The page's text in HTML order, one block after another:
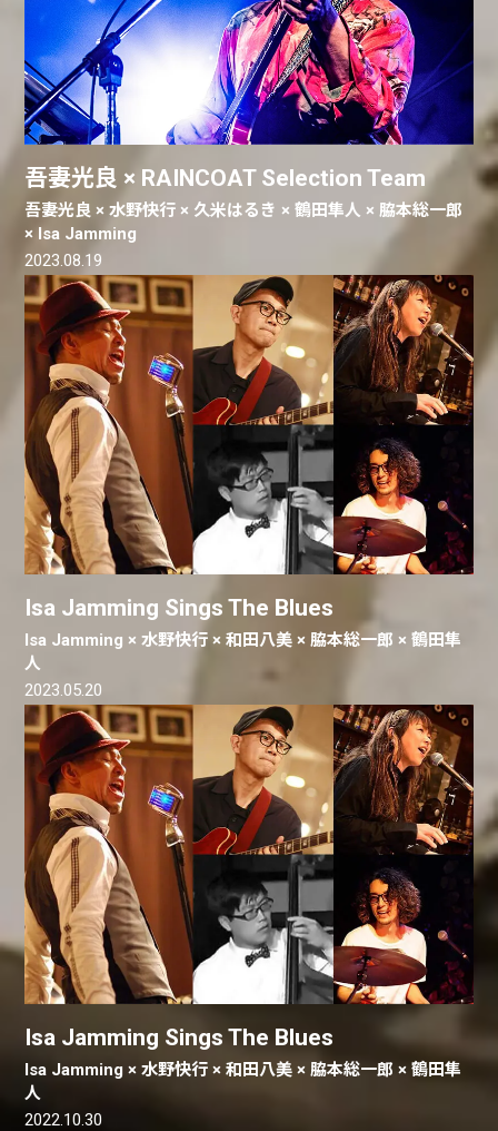
吾妻光良 × RAINCOAT Selection Team
吾妻光良 × 水野快行 × 久米はるき × 鶴田隼人 × 脇本総一郎
× Isa Jamming
2023.08.19
Isa Jamming Sings The Blues
Isa Jamming × 水野快行 × 和田八美 × 脇本総一郎 × 鶴田隼
人
2023.05.20
Isa Jamming Sings The Blues
Isa Jamming × 水野快行 × 和田八美 × 脇本総一郎 × 鶴田隼
人
2022.10.30